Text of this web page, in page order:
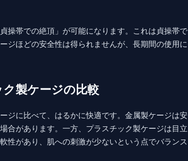
操帯での絶頂」が可能になります。これは貞操帯で
ジほどの安全性は得られませんが、長期間の使用に
製ケージの比較
ジに比べて、はるかに快適です。金属製ケージは安
合があります。一方、プラスチック製ケージは目立
性があり、肌への刺激が少ないという点でバランス